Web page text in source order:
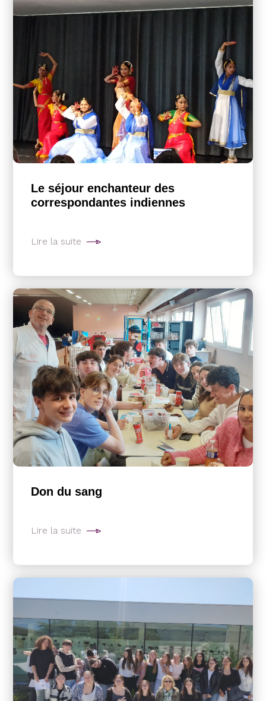
Le séjour enchanteur des
correspondantes indiennes
Lire la suite
Don du sang
Lire la suite